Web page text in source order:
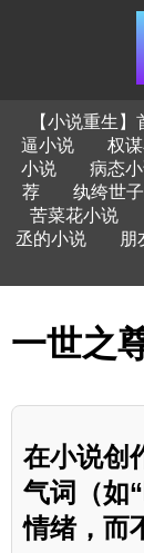
【小说重生】
逼小说
权
小说
病态
荐
纨绔世
苦菜花小说
丞的小说
朋
一世之
在小说创
气词（如
情绪，而